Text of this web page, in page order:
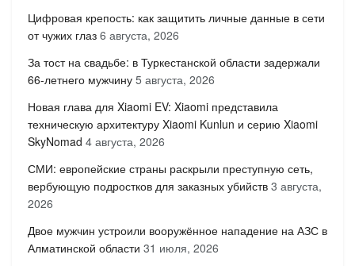
Цифровая крепость: как защитить личные данные в сети
от чужих глаз 6 августа, 2026
За тост на свадьбе: в Туркестанской области задержали
66-летнего мужчину 5 августа, 2026
Новая глава для Xiaomi EV: Xiaomi представила
техническую архитектуру Xiaomi Kunlun и серию Xiaomi
SkyNomad 4 августа, 2026
СМИ: европейские страны раскрыли преступную сеть,
вербующую подростков для заказных убийств 3 августа,
2026
Двое мужчин устроили вооружённое нападение на АЗС в
Алматинской области 31 июля, 2026